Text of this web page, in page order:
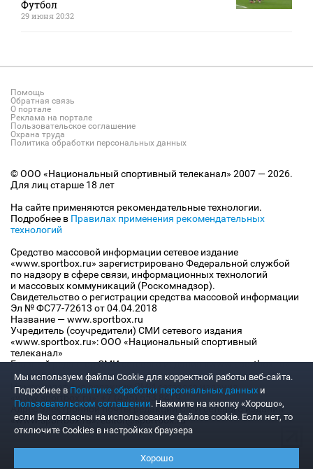
Футбол
29 июня 20:32
Помощь
Обратная связь
О портале
Реклама на портале
Пользовательское соглашение
Охрана труда
Политика обработки персональных данных
© ООО «Национальный спортивный телеканал» 2007 — 2026.
Для лиц старше 18 лет
На сайте применяются рекомендательные технологии.
Подробнее в Правилах применения рекомендательных
технологий
Средство массовой информации сетевое издание
«www.sportbox.ru» зарегистрировано Федеральной службой
по надзору в сфере связи, информационных технологий
и массовых коммуникаций (Роскомнадзор).
Свидетельство о регистрации средства массовой информации
Эл № ФС77-72613 от 04.04.2018
Название — www.sportbox.ru
Учредитель (соучредители) СМИ сетевого издания
«www.sportbox.ru»: ООО «Национальный спортивный
телеканал»
Главный редактор СМИ сетевого издания «www.sportbox.ru»:
Конов В.А.
Номер телефона редакции СМИ сетевого издания
«www.sportbox.ru»: +7 (495) 653 8419
Адрес электронной почты редакции СМИ сетевого издания
«www.sportbox.ru»: editor@sportbox.ru
Мы используем файлы Сookie для корректной работы веб-сайта.
Подробнее в Политике обработки персональных данных и
Пользовательском соглашении. Нажмите на кнопку «Хорошо»,
если Вы согласны на использование файлов cookie. Если нет, то
отключите Cookies в настройках браузера
Хорошо